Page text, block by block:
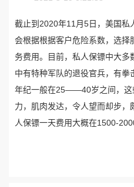
截止到2020年11月5日，美国私
会根据根据客户危险系数，选择
务费用。目前，私人保镖中大多
中有特种军队的退役官兵，有拳
年纪一般在25——40岁之间，这
力，肌肉发达，令人望而却步
人保镖一天费用大概在1500-